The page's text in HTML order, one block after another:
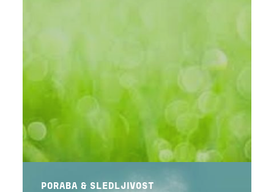
PORABA & SLEDLJIVOST